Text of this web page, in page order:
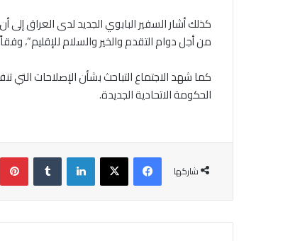
كذلك أشار السفير البابوي الجديد لدى العراق
من أجل دوام التقدم والخير والسلام للإقليم”، وفقاً
كما شهد الاجتماع التباحث بشأن الإصلاحات التي
الحكومة الاتحادية الجديدة.
شاركها
فيسبوك‫X لينكدإن